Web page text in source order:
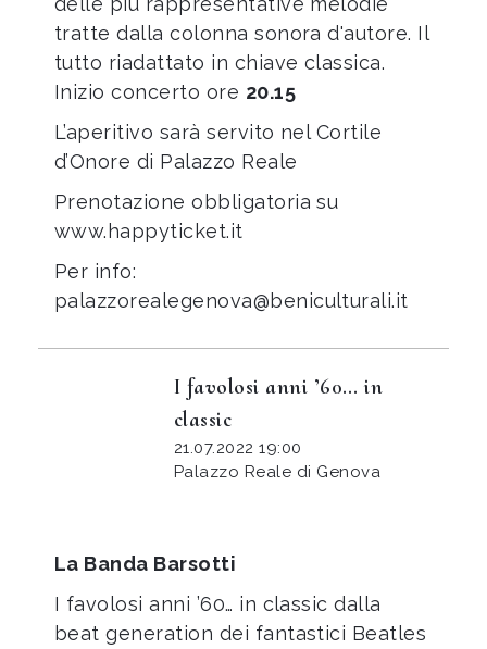
tratte dalla colonna sonora d'autore. Il
tutto riadattato in chiave classica.
Inizio concerto ore 20.15
L’aperitivo sarà servito nel Cortile
d’Onore di Palazzo Reale
Prenotazione obbligatoria su
www.happyticket.it
Per info:
palazzorealegenova@beniculturali.it
I favolosi anni ’60… in
classic
21.07.2022 19:00
Palazzo Reale di Genova
La Banda Barsotti
I favolosi anni ’60… in classic dalla
beat generation dei fantastici Beatles